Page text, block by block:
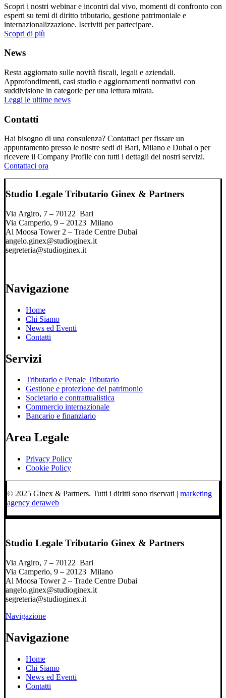
Scopri i nostri webinar e incontri dal vivo, momenti di confronto con
esperti su temi di diritto tributario, gestione patrimoniale e
internazionalizzazione. Iscriviti per partecipare.
Scopri di più
News
Resta aggiornato sulle novità fiscali, legali e aziendali.
Approfondimenti, casi studio e aggiornamenti normativi con
suddivisione in categorie per una lettura mirata.
Leggi le ultime news
Contatti
Hai bisogno di una consulenza? Contattaci per fissare un
appuntamento presso le nostre sedi di Bari, Milano e Dubai o per
ricevere il Company Profile con tutti i dettagli dei nostri servizi.
Contattaci ora
Studio Legale Tributario Ginex & Partners
Via Argiro, 7 – 70122 Bari
Via Camperio, 9 – 20123 Milano
Al Moosa Tower 2 – Trade Centre Dubai
angelo.ginex@studioginex.it
segreteria@studioginex.it
Navigazione
Home
Chi Siamo
News ed Eventi
Contatti
Servizi
Tributario e Penale Tributario
Gestione e protezione del patrimonio
Societario e contrattualistica
Commercio internazionale
Bancario e finanziario
Area Legale
Privacy Policy
Cookie Policy
© 2025 Ginex & Partners. Tutti i diritti sono riservati | marketing
agency deraweb
Studio Legale Tributario Ginex & Partners
Via Argiro, 7 – 70122 Bari
Via Camperio, 9 – 20123 Milano
Al Moosa Tower 2 – Trade Centre Dubai
angelo.ginex@studioginex.it
segreteria@studioginex.it
Navigazione
Navigazione
Home
Chi Siamo
News ed Eventi
Contatti